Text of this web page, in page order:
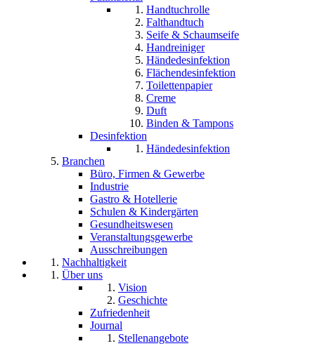
Handtuchrolle
Falthandtuch
Seife & Schaumseife
Handreiniger
Händedesinfektion
Flächendesinfektion
Toilettenpapier
Creme
Duft
Binden & Tampons
Desinfektion
Händedesinfektion
Branchen
Büro, Firmen & Gewerbe
Industrie
Gastro & Hotellerie
Schulen & Kindergärten
Gesundheitswesen
Veranstaltungsgewerbe
Ausschreibungen
Nachhaltigkeit
Über uns
Vision
Geschichte
Zufriedenheit
Journal
Stellenangebote